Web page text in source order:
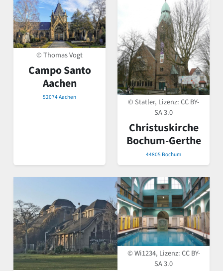
© Thomas Vogt
Campo Santo
Aachen
52074 Aachen © Statler, Lizenz:CC BY-
SA 3.0
Christuskirche
Bochum-Gerthe
44805 Bochum
© Wi1234, Lizenz:CC BY-
SA 3.0